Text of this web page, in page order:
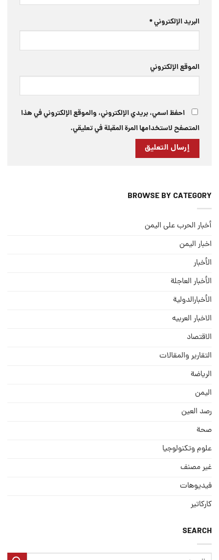
البريد الإلكتروني*
الموقع الإلكتروني
احفظ اسمي، بريدي الإلكتروني، والموقع الإلكتروني في هذا
المتصفح لاستخدامها المرة المقبلة في تعليقي.
BROWSE BY CATEGORY
أخبار الحرب على اليمن
اخبار اليمن
الأخبار
الأخبار العاجلة
الأخبارالدولية
الاخبار العربيه
الاقتصاد
التقارير والمقالات
الریاضة
الیمن
رصد العین
صحة
علوم وتكنولوجيا
غير مصنف
فيديوهات
كاركاتير
SEARCH